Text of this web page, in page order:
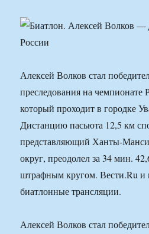
Алексей Волков стал
преследования на чемпионате
который проходит в городке
Дистанцию пасьюта 12,5 км
представляющий Ханты-
округ, преодолел за 34 мин.
штрафным кругом. Вести.Ru и
биатлонные трансляции.
Алексей Волков стал